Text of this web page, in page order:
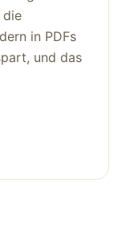
die
in PDFs
und das